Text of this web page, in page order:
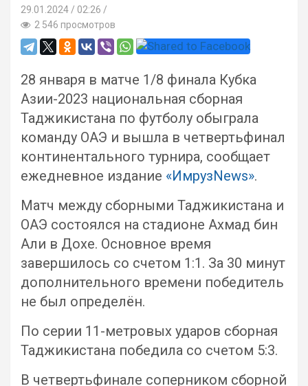
29.01.2024
02:26 /
2 546 просмотров
28 января в матче 1/8 финала Кубка
Азии-2023 национальная сборная
Таджикистана по футболу обыграла
команду ОАЭ и вышла в четвертьфинал
континентального турнира, сообщает
ежедневное издание «ИмрузNews».
Матч между сборными Таджикистана и
ОАЭ состоялся на стадионе Ахмад бин
Али в Дохе. Основное время
завершилось со счетом 1:1. За 30 минут
дополнительного времени победитель
не был определён.
По серии 11-метровых ударов сборная
Таджикистана победила со счетом 5:3.
В четвертьфинале соперником сборной